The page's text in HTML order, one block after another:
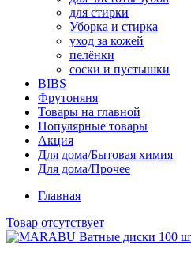
для стирки
Уборка и стирка
уход за кожей
пелёнки
соски и пустышки
BIBS
Фрутоняня
Товары на главной
Популярные товары
Акция
Для дома/Бытовая химия
Для дома/Прочее
Главная
Товар отсутствует